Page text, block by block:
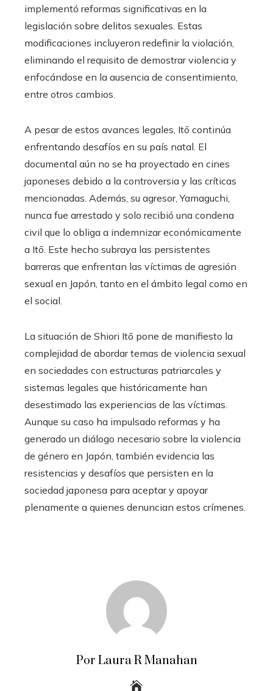
implementó reformas significativas en la
legislación sobre delitos sexuales. Estas
modificaciones incluyeron redefinir la violación,
eliminando el requisito de demostrar violencia y
enfocándose en la ausencia de consentimiento,
entre otros cambios.
A pesar de estos avances legales, Itō continúa
enfrentando desafíos en su país natal. El
documental aún no se ha proyectado en cines
japoneses debido a la controversia y las críticas
mencionadas. Además, su agresor, Yamaguchi,
nunca fue arrestado y solo recibió una condena
civil que lo obliga a indemnizar económicamente
a Itō. Este hecho subraya las persistentes
barreras que enfrentan las víctimas de agresión
sexual en Japón, tanto en el ámbito legal como en
el social.
La situación de Shiori Itō pone de manifiesto la
complejidad de abordar temas de violencia sexual
en sociedades con estructuras patriarcales y
sistemas legales que históricamente han
desestimado las experiencias de las víctimas.
Aunque su caso ha impulsado reformas y ha
generado un diálogo necesario sobre la violencia
de género en Japón, también evidencia las
resistencias y desafíos que persisten en la
sociedad japonesa para aceptar y apoyar
plenamente a quienes denuncian estos crímenes.
Por Laura R Manahan